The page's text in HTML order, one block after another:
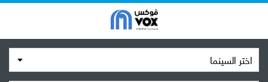
اختر السينما